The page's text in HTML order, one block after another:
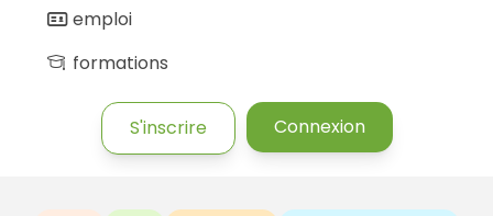
emploi
formations
S'inscrire Connexion